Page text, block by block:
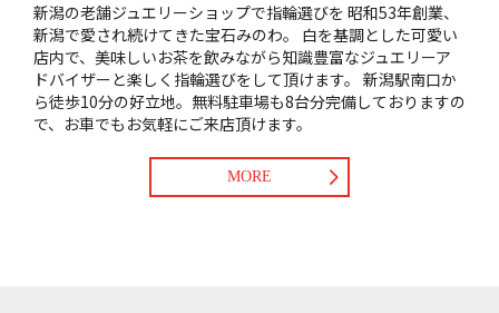
新潟の老舗ジュエリーショップで指輪選びを 昭和53年創業、
新潟で愛され続けてきた宝石みのわ。
白を基調とした可愛い
店内で、美味しいお茶を飲みながら知識豊富なジュエリーア
ドバイザーと楽しく指輪選びをして頂けます。 新潟駅南口か
ら徒歩10分の好立地。無料駐車場も8台分完備しておりますの
で、お車でもお気軽にご来店頂けます。
MORE